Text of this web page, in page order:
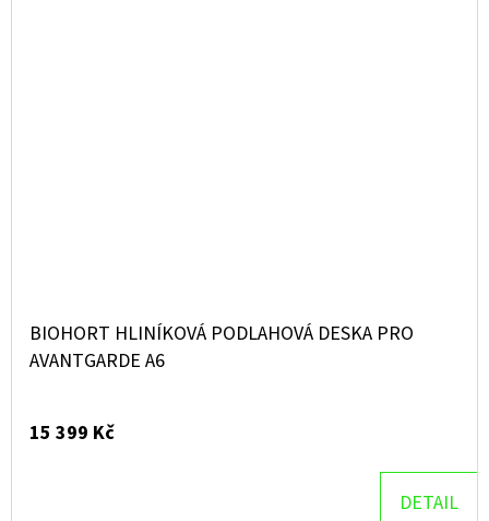
BIOHORT HLINÍKOVÁ PODLAHOVÁ DESKA PRO
AVANTGARDE A6
15 399 Kč
DETAIL